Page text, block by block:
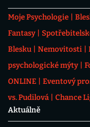
Moje Psychologie
Fantasy
Blesku
Nemovitosti
psychologické mýty
ONLINE
Eventový
vs. Pudilová
Chance
Aktuálně